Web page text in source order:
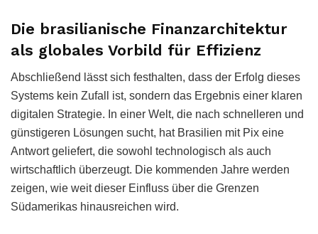
Die brasilianische Finanzarchitektur
als globales Vorbild für Effizienz
Abschließend lässt sich festhalten, dass der Erfolg dieses
Systems kein Zufall ist, sondern das Ergebnis einer klaren
digitalen Strategie. In einer Welt, die nach schnelleren und
günstigeren Lösungen sucht, hat Brasilien mit Pix eine
Antwort geliefert, die sowohl technologisch als auch
wirtschaftlich überzeugt. Die kommenden Jahre werden
zeigen, wie weit dieser Einfluss über die Grenzen
Südamerikas hinausreichen wird.